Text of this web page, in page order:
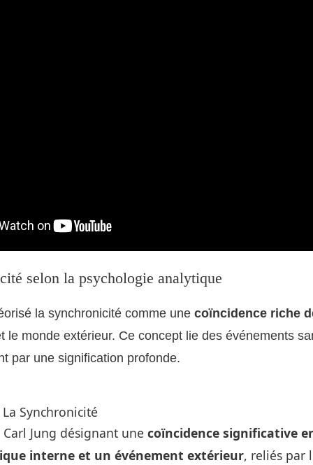
selon la psychologie analytique
la synchronicité comme une coïncidence riche
le monde extérieur. Ce concept lie des événements
par une signification profonde.
Synchronicité
Jung désignant une coïncidence significative
interne et un événement extérieur, reliés par